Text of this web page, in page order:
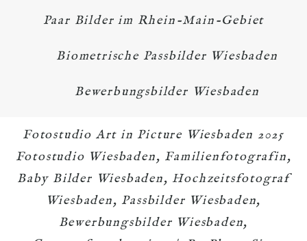
Paar Bilder im Rhein-Main-Gebiet
Biometrische Passbilder Wiesbaden
Bewerbungsbilder Wiesbaden
Fotostudio Art in Picture Wiesbaden 2025
Fotostudio Wiesbaden, Familienfotografin,
Baby Bilder Wiesbaden, Hochzeitsfotograf
Wiesbaden, Passbilder Wiesbaden,
Bewerbungsbilder Wiesbaden,